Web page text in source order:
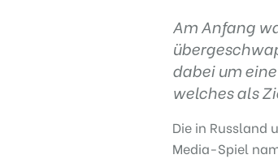
Am Anfang
dabei um
welches als
Die in Russland
Media-Spiel